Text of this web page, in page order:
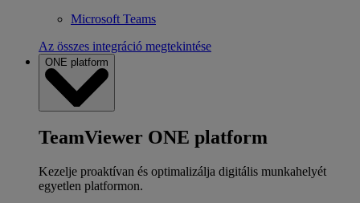
Microsoft Teams
Az összes integráció megtekintése
ONE platform
TeamViewer ONE platform
Kezelje proaktívan és optimalizálja digitális munkahelyét
egyetlen platformon.